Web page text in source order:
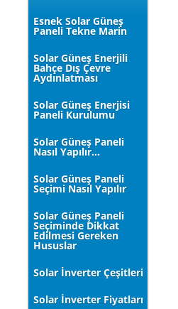
Esnek Solar Güneş
Paneli Tekne Marin
Solar Güneş Enerjili
Bahçe Dış Çevre
Aydınlatması
Solar Güneş Enerjisi
Paneli Kurulumu
Solar Güneş Paneli
Nasıl Yapılır...
Solar Güneş Paneli
Seçimi Nasıl Yapılır
Solar Güneş Paneli
Seçiminde Dikkat
Edilmesi Gereken
Hususlar
Solar İnverter Çeşitleri
Solar İnverter Fiyatları